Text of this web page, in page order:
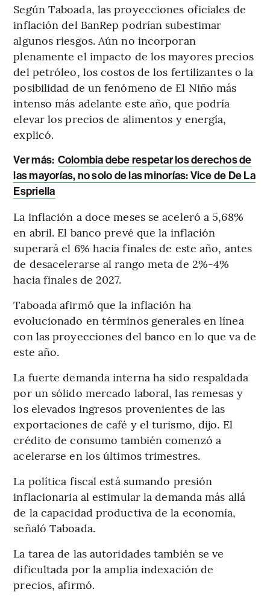
Según Taboada, las proyecciones oficiales de
inflación del BanRep podrían subestimar
algunos riesgos. Aún no incorporan
plenamente el impacto de los mayores precios
del petróleo, los costos de los fertilizantes o la
posibilidad de un fenómeno de El Niño más
intenso más adelante este año, que podría
elevar los precios de alimentos y energía,
explicó.
Ver más: Colombia debe respetar los derechos de
las mayorías, no solo de las minorías: Vice de De La
Espriella
La inflación a doce meses se aceleró a 5,68%
en abril. El banco prevé que la inflación
superará el 6% hacia finales de este año, antes
de desacelerarse al rango meta de 2%-4%
hacia finales de 2027.
Taboada afirmó que la inflación ha
evolucionado en términos generales en línea
con las proyecciones del banco en lo que va de
este año.
La fuerte demanda interna ha sido respaldada
por un sólido mercado laboral, las remesas y
los elevados ingresos provenientes de las
exportaciones de café y el turismo, dijo. El
crédito de consumo también comenzó a
acelerarse en los últimos trimestres.
La política fiscal está sumando presión
inflacionaria al estimular la demanda más allá
de la capacidad productiva de la economía,
señaló Taboada.
La tarea de las autoridades también se ve
dificultada por la amplia indexación de
precios, afirmó.